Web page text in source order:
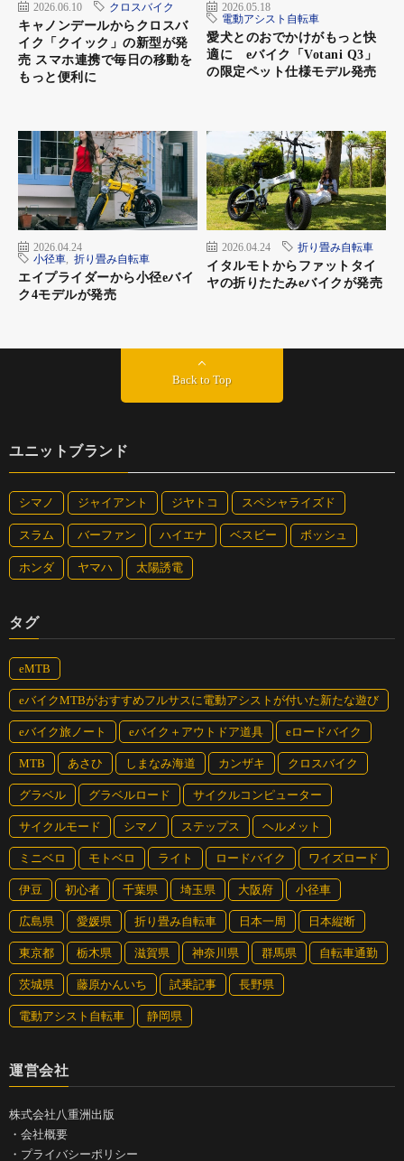
2026.06.10 クロスバイク
キャノンデールからクロスバ
イク「クイック」の新型が発
売 スマホ連携で毎日の移動を
もっと便利に
2026.05.18
電動アシスト自転車
愛犬とのおでかけがもっと快
適に eバイク「Votani Q3」
の限定ペット仕様モデル発売
2026.04.24
小径車
折り畳み自転車
エイプライダーから小径eバイ
ク4モデルが発売
2026.04.24 折り畳み自転車
イタルモトからファットタイ
ヤの折りたたみeバイクが発売
Back to Top
ユニットブランド
シマノ ジャイアント ジヤトコ スペシャライズド
スラム バーファン ハイエナ ベスビー ボッシュ
ホンダ ヤマハ 太陽誘電
タグ
eMTB
eバイクMTBがおすすめフルサスに電動アシストが付いた新たな遊び
eバイク旅ノート eバイク＋アウトドア道具 eロードバイク
MTB あさひ しまなみ海道 カンザキ クロスバイク
グラベル グラベルロード サイクルコンピューター
サイクルモード シマノ ステップス ヘルメット
ミニベロ モトベロ ライト ロードバイク ワイズロード
伊豆 初心者 千葉県 埼玉県 大阪府 小径車
広島県 愛媛県 折り畳み自転車 日本一周 日本縦断
東京都 栃木県 滋賀県 神奈川県 群馬県 自転車通勤
茨城県 藤原かんいち 試乗記事 長野県
電動アシスト自転車 静岡県
運営会社
株式会社八重洲出版
・ 会社概要
・ プライバシーポリシー